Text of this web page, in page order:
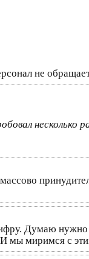
не
несколько
Думаю нужно
И мы миримся с